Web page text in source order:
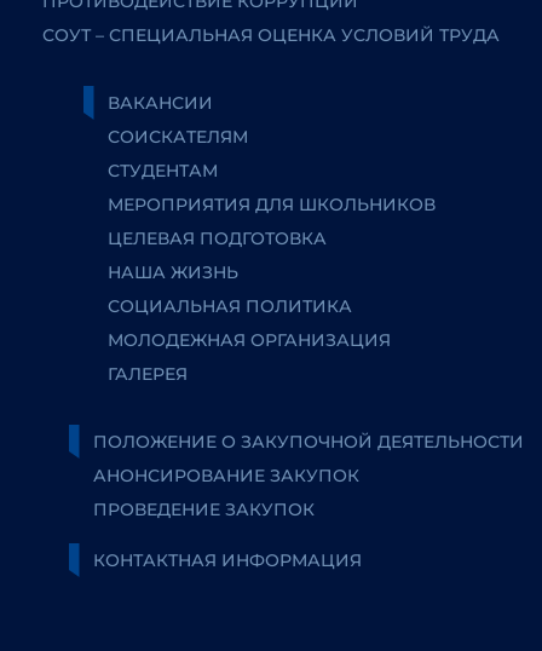
СОУТ – СПЕЦИАЛЬНАЯ ОЦЕНКА УСЛОВИЙ ТРУДА
ВАКАНСИИ
СОИСКАТЕЛЯМ
СТУДЕНТАМ
МЕРОПРИЯТИЯ ДЛЯ ШКОЛЬНИКОВ
ЦЕЛЕВАЯ ПОДГОТОВКА
НАША ЖИЗНЬ
СОЦИАЛЬНАЯ ПОЛИТИКА
МОЛОДЕЖНАЯ ОРГАНИЗАЦИЯ
ГАЛЕРЕЯ
ПОЛОЖЕНИЕ О ЗАКУПОЧНОЙ ДЕЯТЕЛЬНОСТИ
АНОНСИРОВАНИЕ ЗАКУПОК
ПРОВЕДЕНИЕ ЗАКУПОК
КОНТАКТНАЯ ИНФОРМАЦИЯ